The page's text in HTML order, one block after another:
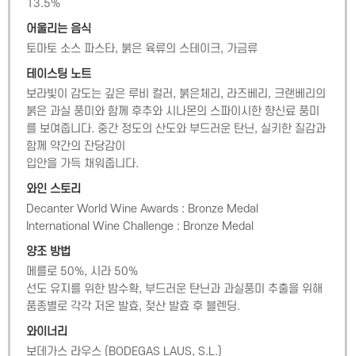
13.5%
어울리는 음식
토마토 소스 파스타, 붉은 육류의 스테이크, 가금류
테이스팅 노트
보라빛이 감도는 깊은 루비 컬러, 붉은체리, 라즈베리, 크랜베리의
붉은 과실 풍미와 함께 후추와 시나몬의 스파이시한 향신료 풍미
를 보여줍니다. 중간 정도의 산도와 부드러운 탄닌, 실키한 질감과
함께 약간의 잔당감이
입안을 가득 채워줍니다.
와인 스토리
Decanter World Wine Awards : Bronze Medal
International Wine Challenge : Bronze Medal
양조 방법
메를로 50%, 시라 50%
선도 유지를 위한 밤수확, 부드러운 탄닌과 과실풍미 추출을 위해
품종별로 각각 저온 발효, 젖산 발효 후 블렌딩.
와이너리
보데가스 라우스 ( BODEGAS LAUS, S.L.)